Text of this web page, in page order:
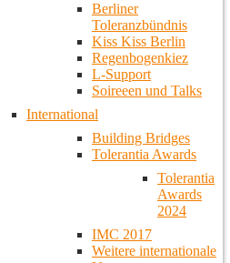
Berliner
Toleranzbündnis
Kiss Kiss Berlin
Regenbogenkiez
L-Support
Soireeen und Talks
International
Building Bridges
Tolerantia Awards
Tolerantia
Awards
2024
IMC 2017
Weitere internationale